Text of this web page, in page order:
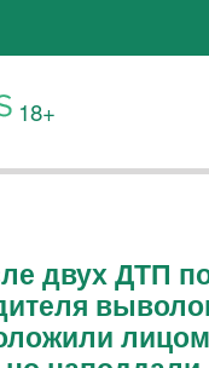
18+
двух ДТП
лицом